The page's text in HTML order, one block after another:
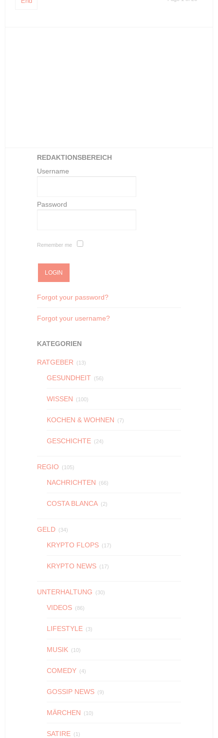
REDAKTIONSBEREICH
Username
Password
Remember me
Forgot your password?
Forgot your username?
KATEGORIEN
RATGEBER (13)
GESUNDHEIT (56)
WISSEN (100)
KOCHEN & WOHNEN (7)
GESCHICHTE (24)
REGIO (105)
NACHRICHTEN (66)
COSTA BLANCA (2)
GELD (34)
KRYPTO FLOPS (17)
KRYPTO NEWS (17)
UNTERHALTUNG (30)
VIDEOS (86)
LIFESTYLE (3)
MUSIK (10)
COMEDY (4)
GOSSIP NEWS (9)
MÄRCHEN (10)
SATIRE (1)